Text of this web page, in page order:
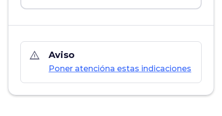
warning_amber Aviso
Poner atencióna estas indicaciones